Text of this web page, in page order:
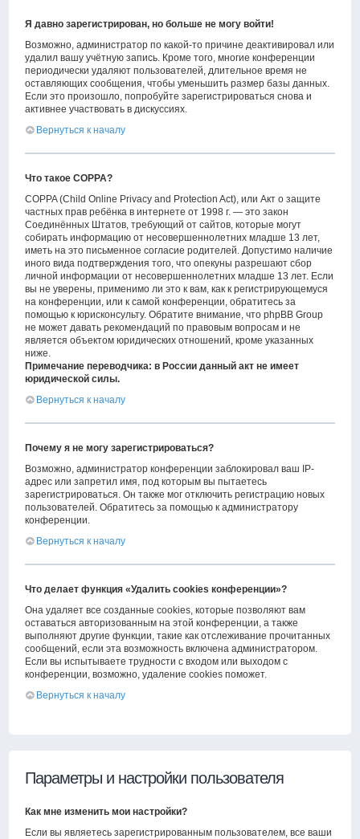
Я давно зарегистрирован, но больше не могу войти!
Возможно, администратор по какой-то причине деактивировал или
удалил вашу учётную запись. Кроме того, многие конференции
периодически удаляют пользователей, длительное время не
оставляющих сообщения, чтобы уменьшить размер базы данных.
Если это произошло, попробуйте зарегистрироваться снова и
активнее участвовать в дискуссиях.
Вернуться к началу
Что такое COPPA?
COPPA (Child Online Privacy and Protection Act), или Акт о защите
частных прав ребёнка в интернете от 1998 г. — это закон
Соединённых Штатов, требующий от сайтов, которые могут
собирать информацию от несовершеннолетних младше 13 лет,
иметь на это письменное согласие родителей. Допустимо наличие
иного вида подтверждения того, что опекуны разрешают сбор
личной информации от несовершеннолетних младше 13 лет. Если
вы не уверены, применимо ли это к вам, как к регистрирующемуся
на конференции, или к самой конференции, обратитесь за
помощью к юрисконсульту. Обратите внимание, что phpBB Group
не может давать рекомендаций по правовым вопросам и не
является объектом юридических отношений, кроме указанных
ниже.
Примечание переводчика: в России данный акт не имеет
юридической силы.
Вернуться к началу
Почему я не могу зарегистрироваться?
Возможно, администратор конференции заблокировал ваш IP-
адрес или запретил имя, под которым вы пытаетесь
зарегистрироваться. Он также мог отключить регистрацию новых
пользователей. Обратитесь за помощью к администратору
конференции.
Вернуться к началу
Что делает функция «Удалить cookies конференции»?
Она удаляет все созданные cookies, которые позволяют вам
оставаться авторизованным на этой конференции, а также
выполняют другие функции, такие как отслеживание прочитанных
сообщений, если эта возможность включена администратором.
Если вы испытываете трудности с входом или выходом с
конференции, возможно, удаление cookies поможет.
Вернуться к началу
Параметры и настройки пользователя
Как мне изменить мои настройки?
Если вы являетесь зарегистрированным пользователем, все ваши